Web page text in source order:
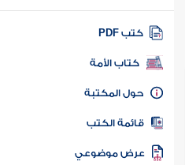
كتب PDF
كتاب الأمة
المكتبة
الكتب